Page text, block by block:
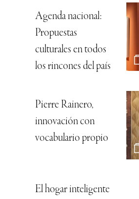
Agenda nacional:
Propuestas
culturales en todos
los rincones del país
Pierre Rainero,
innovación con
vocabulario propio
El hogar inteligente